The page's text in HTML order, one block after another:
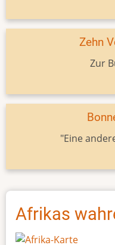
Zehn
Zur
"Eine
Afrikas